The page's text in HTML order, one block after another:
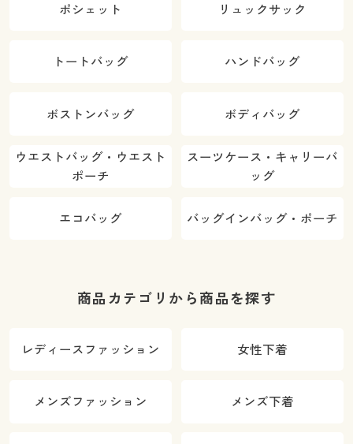
ポシェット リュックサック
トートバッグ ハンドバッグ
ボストンバッグ ボディバッグ
ウエストバッグ・ウエスト
ポーチ
スーツケース・キャリーバ
ッグ
エコバッグ バッグインバッグ・ポーチ
商品カテゴリから商品を探す
レディースファッション 女性下着
メンズファッション メンズ下着